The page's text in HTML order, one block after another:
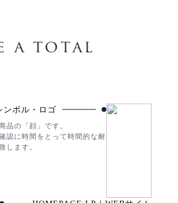
a total
ンボル・ロゴ
品の「顔」です。
認に時間をとって時間的な耐
します。